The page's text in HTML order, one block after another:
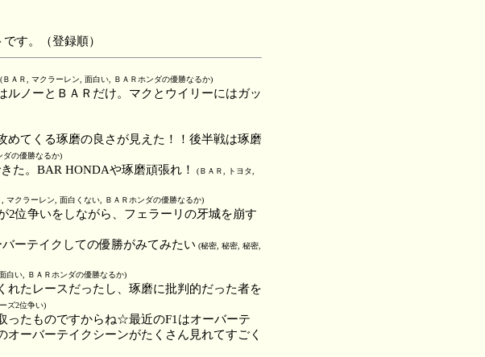
す。（登録順）
(ＢＡＲ, マクラーレン, 面白い, ＢＡＲホンダの優勝なるか)
ノーとＢＡＲだけ。マクとウイリーにはガッ
てくる琢磨の良さが見えた！！後半戦は琢磨
ダの優勝なるか)
た。BAR HONDAや琢磨頑張れ！ (ＢＡＲ, トヨタ,
, マクラーレン, 面白くない, ＢＡＲホンダの優勝なるか)
2位争いをしながら、フェラーリの牙城を崩す
ーテイクしての優勝がみてみたい (秘密, 秘密, 秘密,
白い, ＢＡＲホンダの優勝なるか)
れたレースだったし、琢磨に批判的だった者を
ズ2位争い)
ったものですからね☆最近のF1はオーバーテ
ーバーテイクシーンがたくさん見れてすごく